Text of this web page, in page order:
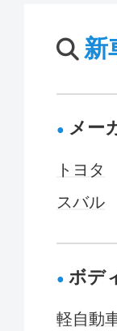
新
メー
トヨタ
スバル
ボデ
軽自動